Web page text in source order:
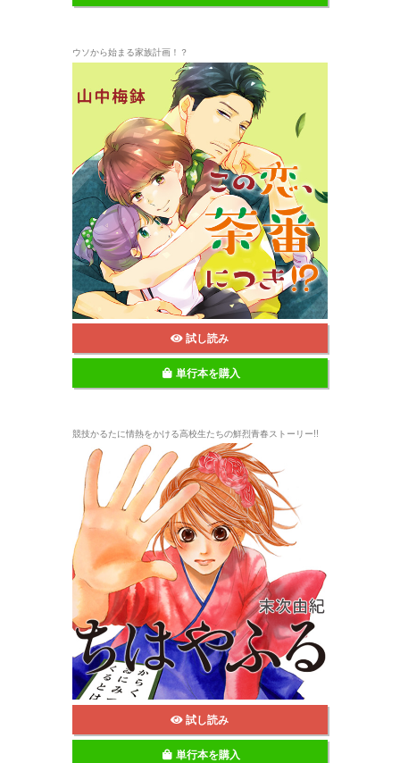
ウソから始まる家族計画！？
試し読み
単行本を購入
競技かるたに情熱をかける高校生たちの鮮烈青春ストーリー!!
試し読み
単行本を購入